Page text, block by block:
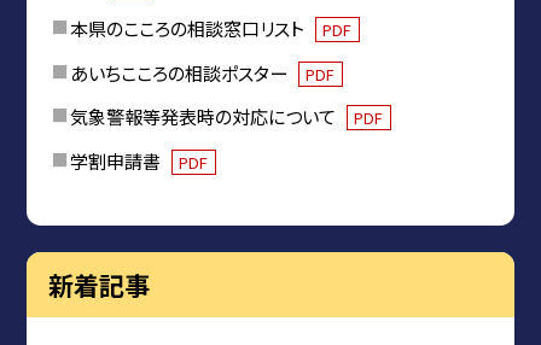
本県のこころの相談窓口リスト PDF
あいちこころの相談ポスター PDF
気象警報等発表時の対応について PDF
学割申請書 PDF
新着記事